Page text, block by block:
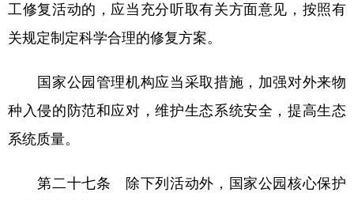
工修复活动的，应当充分听取有关方面意见，按照有
关规定制定科学合理的修复方案。
国家公园管理机构应当采取措施，加强对外来物
种入侵的防范和应对，维护生态系统安全，提高生态
系统质量。
第二十七条 除下列活动外，国家公园核心保护